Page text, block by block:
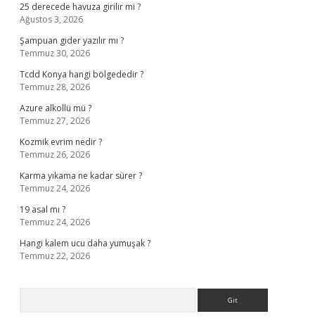
25 derecede havuza girilir mi ?
Ağustos 3, 2026
Şampuan gider yazılır mı ?
Temmuz 30, 2026
Tcdd Konya hangi bölgededir ?
Temmuz 28, 2026
Azure alkollü mü ?
Temmuz 27, 2026
Kozmik evrim nedir ?
Temmuz 26, 2026
Karma yıkama ne kadar sürer ?
Temmuz 24, 2026
19 asal mı ?
Temmuz 24, 2026
Hangi kalem ucu daha yumuşak ?
Temmuz 22, 2026